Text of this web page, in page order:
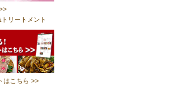
リートメント
はこちら >>